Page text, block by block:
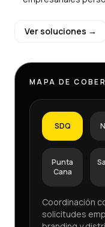
Ver soluciones →
MAPA DE
SDQ
Punta
Cana
Coordinación
solicitudes